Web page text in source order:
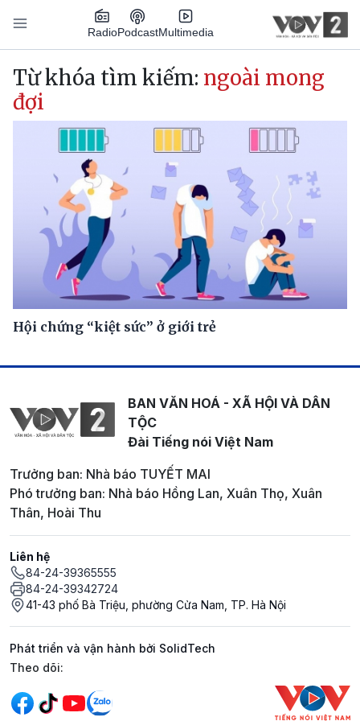
Nhảy đến nội dung
RadioPodcastMultimedia
Main navigation
Từ khóa tìm kiếm: ngoài mong
đợi
Hội chứng “kiệt sức” ở giới trẻ
BAN VĂN HOÁ - XÃ HỘI VÀ DÂN
TỘC
Đài Tiếng nói Việt Nam
Trưởng ban: Nhà báo TUYẾT MAI
Phó trưởng ban: Nhà báo Hồng Lan, Xuân Thọ, Xuân
Thân, Hoài Thu
Liên hệ
84-24-39365555
84-24-39342724
41-43 phố Bà Triệu, phường Cửa Nam, TP. Hà Nội
Phát triển và vận hành bởi SolidTech
Mạng xã hội
Theo dõi: